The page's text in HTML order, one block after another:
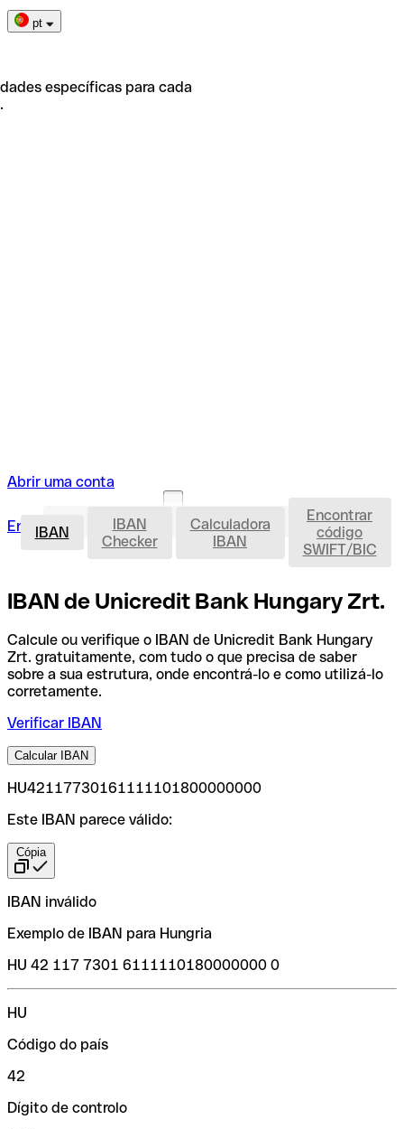
pt
específicas para cada
Abrir uma conta
Entrar Abrir uma conta IBAN
IBAN
IBAN
Checker
Calculadora
IBAN
Encontrar
código
SWIFT/BIC
IBAN de Unicredit Bank Hungary Zrt.
Calcule ou verifique o IBAN de Unicredit Bank Hungary
Zrt. gratuitamente, com tudo o que precisa de saber
sobre a sua estrutura, onde encontrá-lo e como utilizá-lo
corretamente.
Verificar IBAN
Calcular IBAN
HU42117730161111101800000000
Este IBAN parece válido:
Cópia
IBAN inválido
Exemplo de IBAN para Hungria
HU 42 117 7301 6111110180000000 0
HU
Código do país
42
Dígito de controlo